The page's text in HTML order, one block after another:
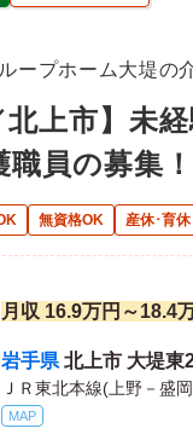
ープホーム大堤の
北上市】未
員の募集
無資格OK 産休･育
月収 16.9万円～18.4
岩手県 北上市 大堤東
ＪＲ東北本線(上野－盛
MAP